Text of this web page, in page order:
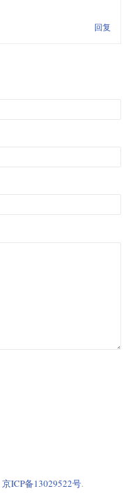
回复
京ICP备13029522号.